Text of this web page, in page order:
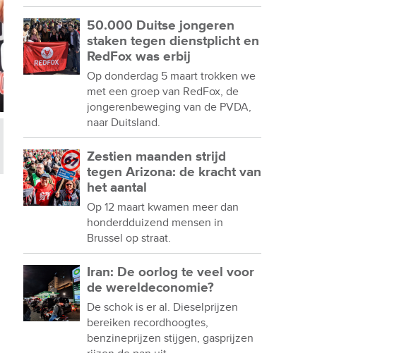
50.000 Duitse jongeren
staken tegen dienstplicht en
RedFox was erbij
Op donderdag 5 maart trokken we
met een groep van RedFox, de
jongerenbeweging van de PVDA,
naar Duitsland.
Zestien maanden strijd
tegen Arizona: de kracht van
het aantal
Op 12 maart kwamen meer dan
honderdduizend mensen in
Brussel op straat.
Iran: De oorlog te veel voor
de wereldeconomie?
De schok is er al. Dieselprijzen
bereiken recordhoogtes,
benzineprijzen stijgen, gasprijzen